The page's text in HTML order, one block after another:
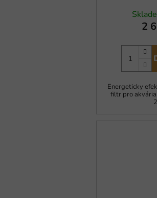
2
Energeticky
filtr pro